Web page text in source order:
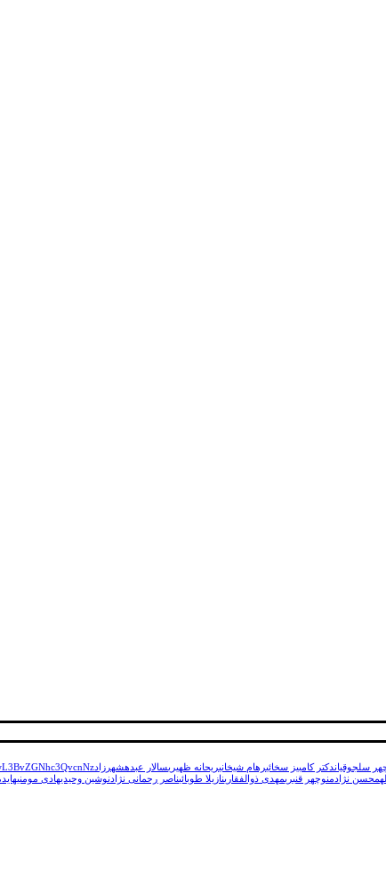
سلجوقیاندکتر کامبیز سخائیرهام شیخانیریحانه ظهیریسالار عبدهشهرزاد
محسن نژاد منوچهر قنبریمهدی ذوالفقارینازیلا طوبائیناصر رحمانی نژاد نوشین وحیدیهادی مومنی